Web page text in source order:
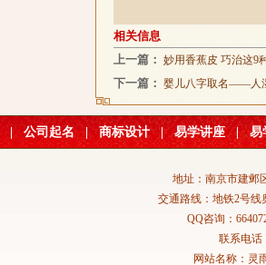
相关信息
上一篇： 妙用香蕉皮 巧治这9
下一篇： 婴儿八字取名——人
公司起名 | 商标设计 | 易学讲座 | 易
地址：南京市建邺
交通路线：地铁2号线
QQ咨询：
联系电话
网站名称：灵